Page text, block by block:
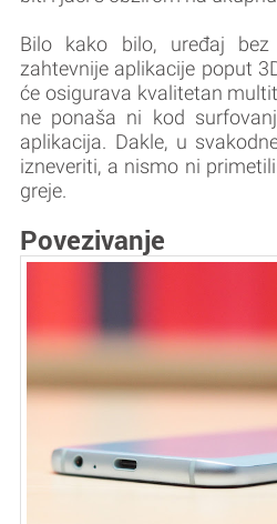
Bilo kako bilo, uređaj
zahtevnije aplikacije poput
će osigurava kvalitetan
ne ponaša ni kod
aplikacija. Dakle, u
izneveriti, a nismo ni
greje.
Povezivanje